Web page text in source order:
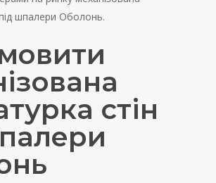
шпалери Оболонь.
стін